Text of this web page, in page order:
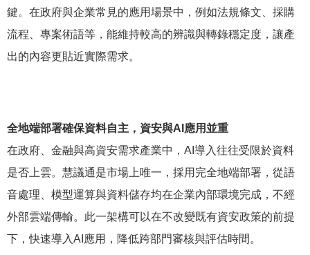
鍵。在政府與企業常見的應用場景中，例如法規條文、採購
流程、專案術語等，能維持較高的辨識與轉錄穩定度，讓產
出的內容更貼近實際需求。
全地端部署確保資料自主，資安與AI應用並重
在政府、金融與高資安需求產業中，AI導入往往受限於資料
是否上雲。慧議通是市場上唯一，採用完全地端部署，從語
音處理、模型運算與資料儲存均在企業內部環境完成，不經
外部雲端傳輸。此一架構可以在不改變既有資安政策的前提
下，快速導入AI應用，降低跨部門審核與評估時間。